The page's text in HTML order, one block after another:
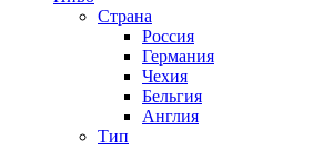
Страна
Россия
Германия
Чехия
Бельгия
Англия
Тип